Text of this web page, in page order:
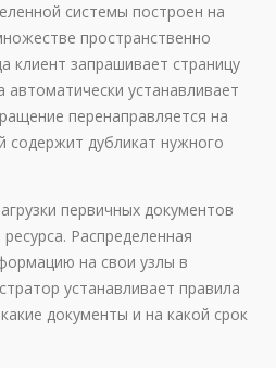
системы построен на
пространственно
клиент запрашивает страницу
устанавливает
перенаправляется на
содержит дубликат нужного
первичных документов
Распределенная
на свои узлы в
устанавливает правила
документы и на какой срок